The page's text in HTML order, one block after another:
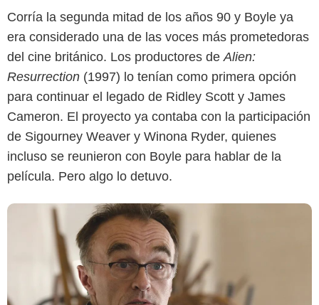
Corría la segunda mitad de los años 90 y Boyle ya
era considerado una de las voces más prometedoras
del cine británico. Los productores de Alien:
Resurrection (1997) lo tenían como primera opción
para continuar el legado de Ridley Scott y James
Cameron. El proyecto ya contaba con la participación
de Sigourney Weaver y Winona Ryder, quienes
incluso se reunieron con Boyle para hablar de la
película. Pero algo lo detuvo.